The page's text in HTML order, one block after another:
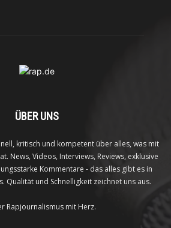
ÜBER UNS
kritisch und kompetent über alles, was mit
News, Videos, Interviews, Reviews, exklusive
Kommentare - das alles gibt es in
Qualität und Schnelligkeit zeichnet uns aus.
Rapjournalismus mit Herz.